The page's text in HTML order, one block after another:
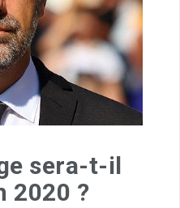
sera-t-il
2020 ?